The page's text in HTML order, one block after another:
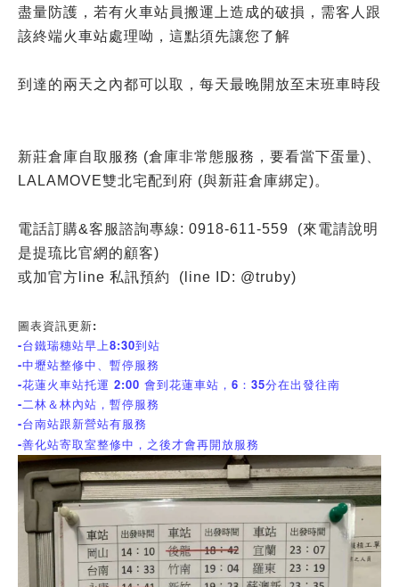
盡量防護，若有火車站員搬運上造成的破損，需客人跟
該終端火車站處理呦，這點須先讓您了解
到達的兩天之內都可以取，每天最晚開放至末班車時段
新莊倉庫自取服務 (倉庫非常態服務，要看當下蛋量)、
LALAMOVE雙北宅配到府 (與新莊倉庫綁定)。
電話訂購&客服諮詢專線: 0918-611-559 (來電請說明
是提琉比官網的顧客)
或加官方line 私訊預約 (line ID: @truby)
圖表資訊更新:
-台鐵瑞穗站早上8:30到站
-中壢站整修中、暫停服務
-花蓮火車站托運 2:00 會到花蓮車站，6：35分在出發往南
-二林＆林內站，暫停服務
-台南站跟新營站有服務
-善化站寄取室整修中，之後才會再開放服務